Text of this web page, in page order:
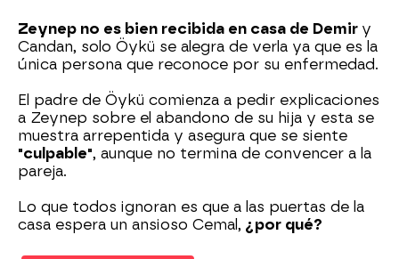
Zeynep no es bien recibida en casa de Demir y
Candan, solo Öykü se alegra de verla ya que es la
única persona que reconoce por su enfermedad.
El padre de Öykü comienza a pedir explicaciones
a Zeynep sobre el abandono de su hija y esta se
muestra arrepentida y asegura que se siente
"culpable", aunque no termina de convencer a la
pareja.
Lo que todos ignoran es que a las puertas de la
casa espera un ansioso Cemal, ¿por qué?